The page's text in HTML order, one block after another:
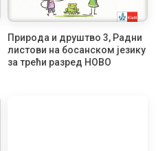
Природа и друштво 3, Радни
листови на босанском језику
за трећи разред НОВО